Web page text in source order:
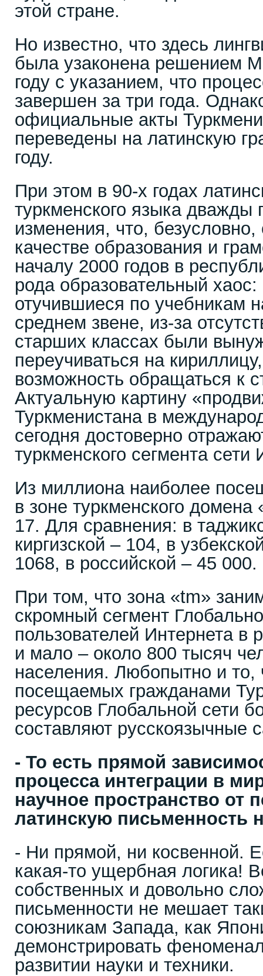
этой стране.
Но известно, что здесь
была узаконена решением
году с указанием, что
завершен за три года.
официальные акты
переведены на латинскую
году.
При этом в 90-х годах
туркменского языка дважды
изменения, что,
качестве образования и
началу 2000 годов в
рода образовательный
отучившиеся по учебникам
среднем звене, из-за
старших классах были
переучиваться на
возможность обращаться к
Актуальную картину
Туркменистана в
сегодня достоверно
туркменского сегмента сети
Из миллиона наиболее
в зоне туркменского
17. Для сравнения: в
киргизской – 104, в
1068, в российской – 45 000.
При том, что зона «tm»
скромный сегмент
пользователей Интернета в
и мало – около 800 тысяч
населения. Любопытно и то,
посещаемых гражданами
ресурсов Глобальной сети
составляют русскоязычные
- То есть прямой
процесса интеграции в
научное пространство от
латинскую письменность
- Ни прямой, ни косвенной.
какая-то ущербная логика!
собственных и довольно
письменности не мешает
союзникам Запада, как
демонстрировать
развитии науки и техники.